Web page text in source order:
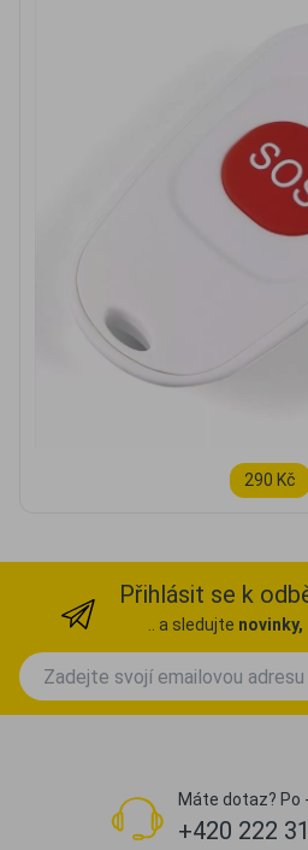
290 Kč
Přihlásit se k
.. a sledujte
Máte dotaz? Po
+420 222